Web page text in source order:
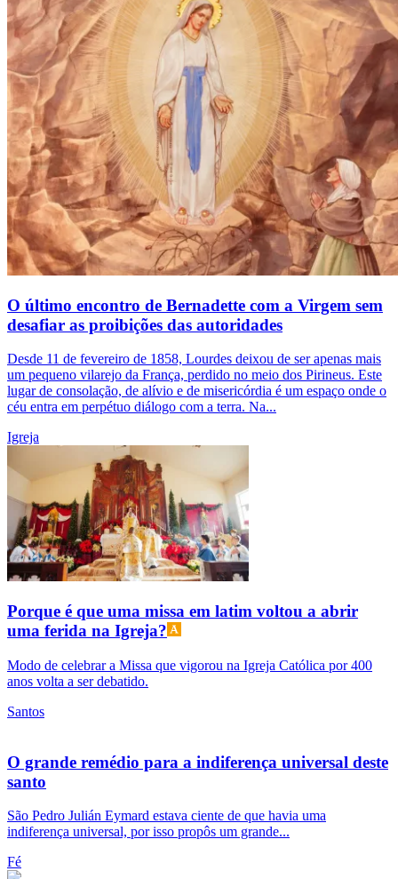
O último encontro de Bernadette com a Virgem sem
desafiar as proibições das autoridades
Desde 11 de fevereiro de 1858, Lourdes deixou de ser apenas mais
um pequeno vilarejo da França, perdido no meio dos Pirineus. Este
lugar de consolação, de alívio e de misericórdia é um espaço onde o
céu entra em perpétuo diálogo com a terra. Na...
Igreja
Porque é que uma missa em latim voltou a abrir
uma ferida na Igreja?
Modo de celebrar a Missa que vigorou na Igreja Católica por 400
anos volta a ser debatido.
Santos
O grande remédio para a indiferença universal deste
santo
São Pedro Julián Eymard estava ciente de que havia uma
indiferença universal, por isso propôs um grande...
Fé